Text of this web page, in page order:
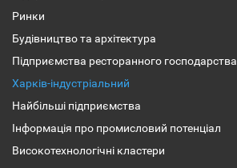
Ринки
Будівництво та архітектура
Підприємства ресторанного господарства
Харків-індустріальний
Найбільші підприємства
Інформація про промисловий потенціал
Високотехнологічні кластери